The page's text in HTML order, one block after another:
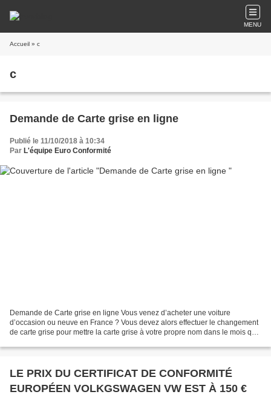
MENU
Accueil » c
c
Demande de Carte grise en ligne
Publié le 11/10/2018 à 10:34
Par L'équipe Euro Conformité
Demande de Carte grise en ligne Vous venez d’acheter une voiture
d’occasion ou neuve en France ? Vous devez alors effectuer le changement
de carte grise pour mettre la carte grise à votre propre nom dans le mois qui
LE PRIX DU CERTIFICAT DE CONFORMITÉ
EUROPÉEN VOLKGSWAGEN VW EST À 150 €